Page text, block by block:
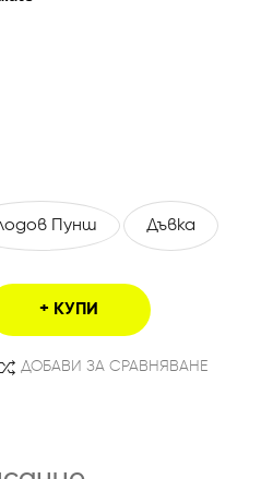
Пунш Дъвка
КУПИ
ДОБАВИ ЗА СРАВНЯВАНЕ